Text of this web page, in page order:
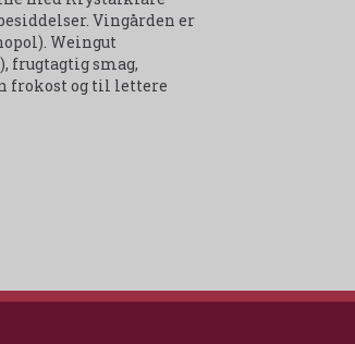
Vingården er
Weingut
frugtagtig smag,
frokost og til lettere